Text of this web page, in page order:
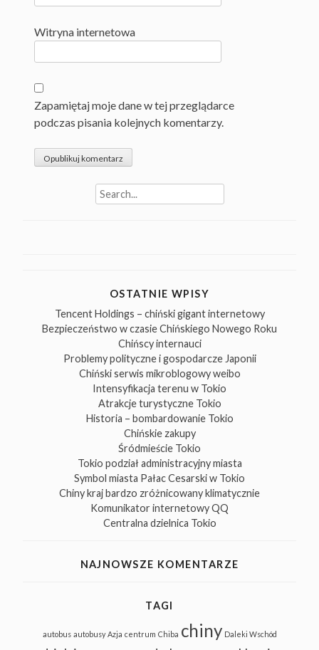
Witryna internetowa
Zapamiętaj moje dane w tej przeglądarce
podczas pisania kolejnych komentarzy.
Search
for:
OSTATNIE WPISY
Tencent Holdings – chiński gigant internetowy
Bezpieczeństwo w czasie Chińskiego Nowego Roku
Chińscy internauci
Problemy polityczne i gospodarcze Japonii
Chiński serwis mikroblogowy weibo
Intensyfikacja terenu w Tokio
Atrakcje turystyczne Tokio
Historia – bombardowanie Tokio
Chińskie zakupy
Śródmieście Tokio
Tokio podział administracyjny miasta
Symbol miasta Pałac Cesarski w Tokio
Chiny kraj bardzo zróżnicowany klimatycznie
Komunikator internetowy QQ
Centralna dzielnica Tokio
NAJNOWSZE KOMENTARZE
TAGI
autobus autobusy Azja centrum Chiba chiny Daleki Wschód